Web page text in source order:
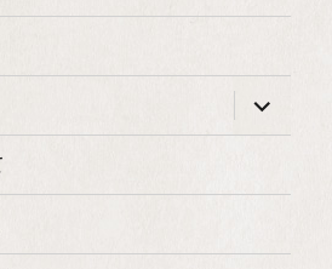
ブ
メ
ー
開